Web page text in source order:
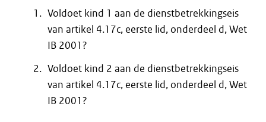
Voldoet kind 1 aan de dienstbetrekkingseis
van artikel 4.17c, eerste lid, onderdeel d, Wet
IB 2001?
Voldoet kind 2 aan de dienstbetrekkingseis
van artikel 4.17c, eerste lid, onderdeel d, Wet
IB 2001?